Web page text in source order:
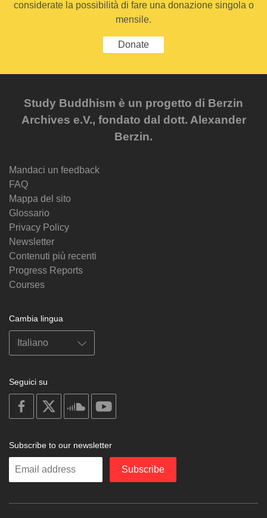
considerate la possibilità di fare una donazione singola o
mensile.
Donate
Study Buddhism è un progetto di Berzin
Archives e.V., fondato dal dott. Alexander
Berzin.
Mandaci un feedback
FAQ
Mappa del sito
Glossario
Privacy Policy
Newsletter
Contenuti più recenti
Progress Reports
Courses
Cambia lingua
Seguici su
on
facebook
soundcloud
Subscribe to our newsletter
Enter
Subscribe